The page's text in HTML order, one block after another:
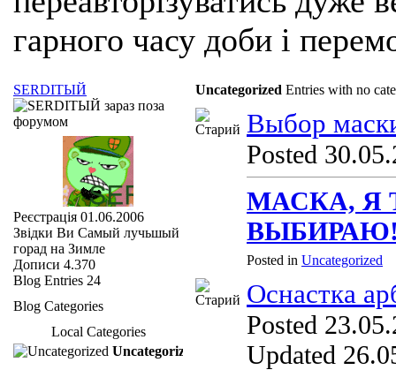
гарного часу доби і
Uncategorized Entries with no
Выбор
Posted
МАСКА, Я
Posted in Uncategorized
Оснастка
Posted
Updated
SERDIТЫЙ
Реєстрація 01.06.2006
Звідки Ви Самый лучьшый
горад на Зимле
Дописи 4.370
Blog Entries 24
Blog Categories
Local Categories
Uncategorized